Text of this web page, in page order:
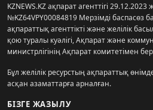
KZNEWS.KZ ақпарат агенттігі 29.12.2023
№KZ64VPY00084819 Мерзімді баспасөз
ақпараттық агенттікті және желілік
қою туралы куәлігі, Ақпарат және
министрлігінің Ақпарат комитетімен
Бұл желілік ресурстың ақпараттық
асқан азаматтарға арналған.
БІЗГЕ ЖАЗЫЛУ